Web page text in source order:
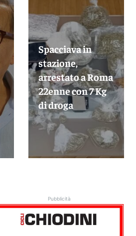
Spacciava in
stazione,
arrestato a Roma
22enne con 7 Kg
di droga
Pubblicità